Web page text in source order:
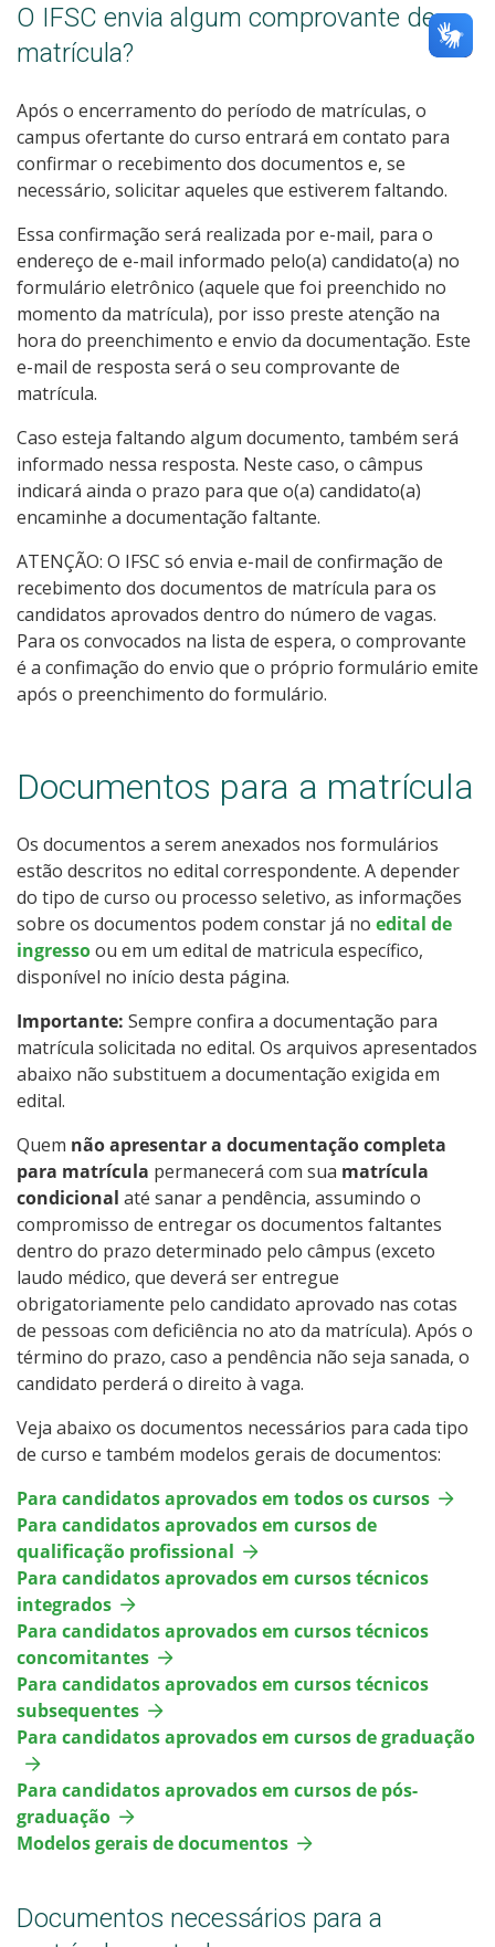
O IFSC envia algum comprovante de
matrícula?
Após o encerramento do período de matrículas, o
campus ofertante do curso entrará em contato para
confirmar o recebimento dos documentos e, se
necessário, solicitar aqueles que estiverem faltando.
Essa confirmação será realizada por e-mail, para o
endereço de e-mail informado pelo(a) candidato(a) no
formulário eletrônico (aquele que foi preenchido no
momento da matrícula), por isso preste atenção na
hora do preenchimento e envio da documentação. Este
e-mail de resposta será o seu comprovante de
matrícula.
Caso esteja faltando algum documento, também será
informado nessa resposta. Neste caso, o câmpus
indicará ainda o prazo para que o(a) candidato(a)
encaminhe a documentação faltante.
ATENÇÃO: O IFSC só envia e-mail de confirmação de
recebimento dos documentos de matrícula para os
candidatos aprovados dentro do número de vagas.
Para os convocados na lista de espera, o comprovante
é a confimação do envio que o próprio formulário emite
após o preenchimento do formulário.
Documentos para a matrícula
Os documentos a serem anexados nos formulários
estão descritos no edital correspondente. A depender
do tipo de curso ou processo seletivo, as informações
sobre os documentos podem constar já no edital de
ingressoou em um edital de matricula específico,
disponível no início desta página.
Importante: Sempre confira a documentação para
matrícula solicitada no edital. Os arquivos apresentados
abaixo não substituem a documentação exigida em
edital.
Quem não apresentar a documentação completa
para matrícula permanecerá com sua matrícula
condicional até sanar a pendência, assumindo o
compromisso de entregar os documentos faltantes
dentro do prazo determinado pelo câmpus (exceto
laudo médico, que deverá ser entregue
obrigatoriamente pelo candidato aprovado nas cotas
de pessoas com deficiência no ato da matrícula). Após o
término do prazo, caso a pendência não seja sanada, o
candidato perderá o direito à vaga.
Veja abaixo os documentos necessários para cada tipo
de curso e também modelos gerais de documentos:
Para candidatos aprovados em todos os cursos
Para candidatos aprovados em cursos de
qualificação profissional
Para candidatos aprovados em cursos técnicos
integrados
Para candidatos aprovados em cursos técnicos
concomitantes
Para candidatos aprovados em cursos técnicos
subsequentes
Para candidatos aprovados em cursos de graduação
Para candidatos aprovados em cursos de pós-
graduação
Modelos gerais de documentos
Documentos necessários para a